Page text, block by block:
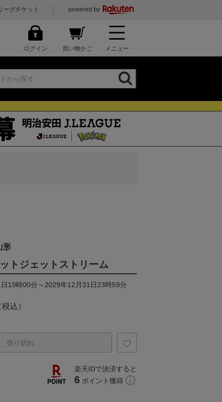
ーグチケット powered by
ログイン 買い物かご メニュー
形
トジェットストリーム
19時00分～2029年12月31日23時59分
込）
売り切れ
楽天IDで決済すると
6 ポイント獲得